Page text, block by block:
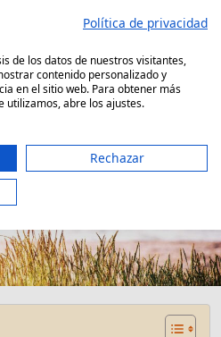
Aura Prima
Política de privacidad
de los datos de nuestros visitantes,
contenido personalizado y
en el sitio web. Para obtener más
utilizamos, abre los ajustes.
Rechazar